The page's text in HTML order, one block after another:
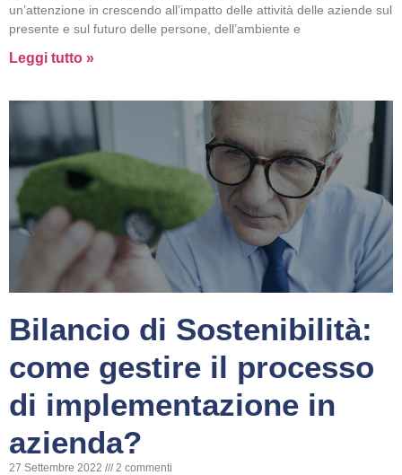
un’attenzione in crescendo all’impatto delle attività delle aziende sul
presente e sul futuro delle persone, dell’ambiente e
Leggi tutto »
Bilancio di Sostenibilità:
come gestire il processo
di implementazione in
azienda?
27 Settembre 2022 2 commenti